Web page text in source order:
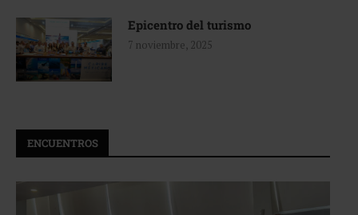
Epicentro del turismo
7 noviembre, 2025
ENCUENTROS